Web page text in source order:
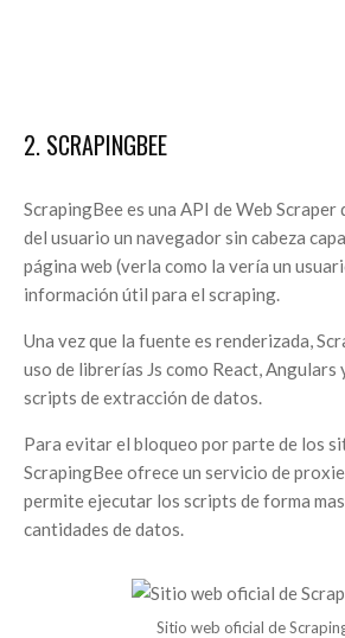
2. SCRAPINGBEE
ScrapingBee es una API de Web Scraper
del usuario un navegador sin cabeza
página web (verla como la vería un
información útil para el scraping.
Una vez que la fuente es renderizada,
uso de librerías Js como React, Angulars
scripts de extracción de datos.
Para evitar el bloqueo por parte de los
ScrapingBee ofrece un servicio de
permite ejecutar los scripts de forma
cantidades de datos.
Sitio web oficial de